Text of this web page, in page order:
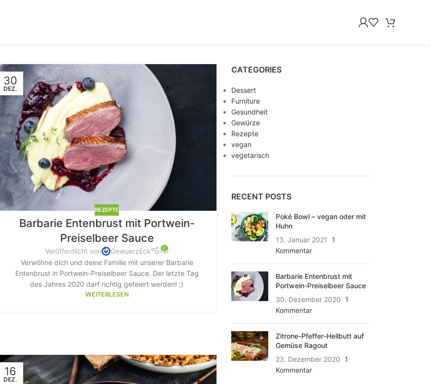
30
DEZ.
REZEPTE
Barbarie Entenbrust mit Portwein-
Preiselbeer Sauce
Veröffentlicht von GewuerzEck 0
Verwöhne dich und deine Familie mit unserer Barbarie
Entenbrust in Portwein-Preiselbeer Sauce. Der letzte Tag
des Jahres 2020 darf richtig gefeiert werden! ;)
WEITERLESEN
16
DEZ.
CATEGORIES
Dessert
Furniture
Gesundheit
Gewürze
Rezepte
vegan
vegetarisch
RECENT POSTS
Poké Bowl – vegan oder mit
Huhn
13. Januar 2021
1
Kommentar
Barbarie Entenbrust mit
Portwein-Preiselbeer Sauce
30. Dezember 2020
1
Kommentar
Zitrone-Pfeffer-Heilbutt auf
Gemüse Ragout
23. Dezember 2020
1
Kommentar